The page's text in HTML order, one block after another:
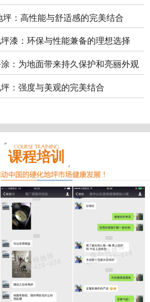
坪：高性能与舒适感的完美结合
漆：环保与性能兼备的理想选择
：为地面带来持久保护和亮丽外观
：强度与美观的完美结合
课程培训